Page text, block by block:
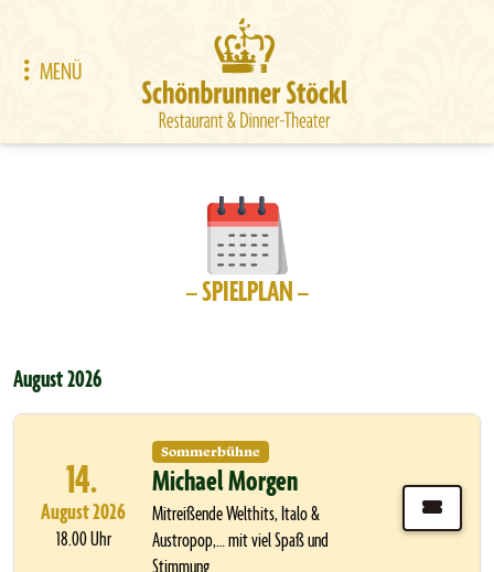
MENÜ
– SPIELPLAN –
August 2026
14.
August 2026
18.00 Uhr
Sommerbühne
Michael Morgen
Mitreißende Welthits, Italo &
Austropop,… mit viel Spaß und